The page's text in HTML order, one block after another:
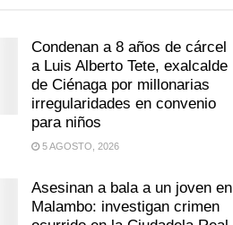
Condenan a 8 años de cárcel
a Luis Alberto Tete, exalcalde
de Ciénaga por millonarias
irregularidades en convenio
para niños
5 AGOSTO, 2026
Asesinan a bala a un joven en
Malambo: investigan crimen